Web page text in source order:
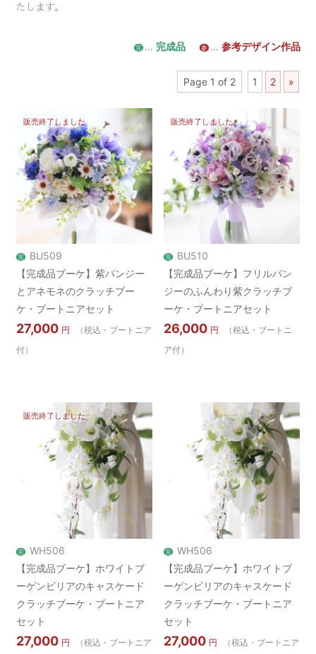
たします。
完 … 完成品 参 … 参考デザイン作品
Page 1 of 2 1 2 »
販売終了しました
完
BU509
【完成品ブーケ】紫パンジー
とアネモネのクラッチブー
ケ・ブートニアセット
27,000 円
（税込・ブートニア
付）
販売終了しました
完
BU510
【完成品ブーケ】フリルパン
ジーのふんわり紫クラッチブ
ーケ・ブートニアセット
26,000 円
（税込・ブートニ
ア付）
販売終了しました
完
WH506
【完成品ブーケ】ホワイトブ
ーゲンビリアのキャスケード
クラッチブーケ・ブートニア
セット
27,000 円
（税込・ブートニア
完
WH506
【完成品ブーケ】ホワイトブ
ーゲンビリアのキャスケード
クラッチブーケ・ブートニア
セット
27,000 円
（税込・ブートニア